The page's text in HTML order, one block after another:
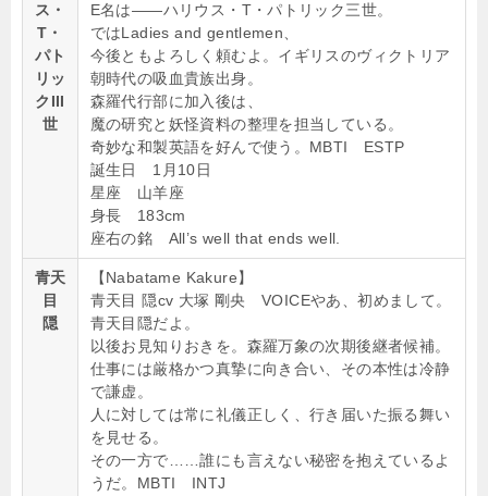
ス・
T・
パト
リッ
クIII
世
E名は――ハリウス・T・パトリック三世。
ではLadies and gentlemen、
今後ともよろしく頼むよ。イギリスのヴィクトリア
朝時代の吸血貴族出身。
森羅代行部に加入後は、
魔の研究と妖怪資料の整理を担当している。
奇妙な和製英語を好んで使う。MBTI ESTP
誕生日 1月10日
星座 山羊座
身長 183cm
座右の銘 All’s well that ends well.
青天
目
隠
【Nabatame Kakure】
青天目 隠cv 大塚 剛央 VOICEやあ、初めまして。
青天目隠だよ。
以後お見知りおきを。森羅万象の次期後継者候補。
仕事には厳格かつ真摯に向き合い、その本性は冷静
で謙虚。
人に対しては常に礼儀正しく、行き届いた振る舞い
を見せる。
その一方で……誰にも言えない秘密を抱えているよ
うだ。MBTI INTJ